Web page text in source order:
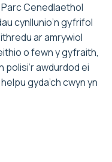
Cenedlaethol
cynllunio’n gyfrifol
ar amrywiol
o fewn y gyfraith,
polisi’r awdurdod ei
gyda’ch cwyn yn